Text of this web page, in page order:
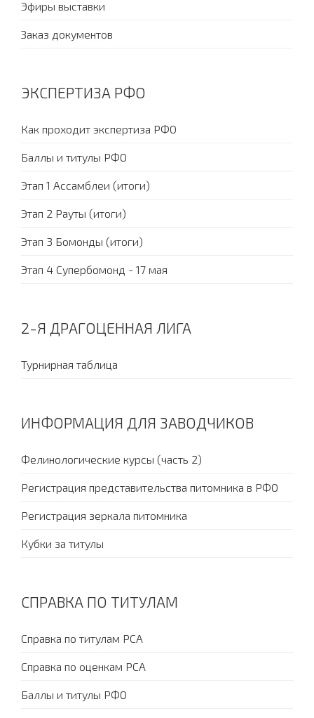
Эфиры выставки
Заказ документов
ЭКСПЕРТИЗА РФО
Как проходит экспертиза РФО
Баллы и титулы РФО
Этап 1 Ассамблеи (итоги)
Этап 2 Рауты (итоги)
Этап 3 Бомонды (итоги)
Этап 4 Супербомонд - 17 мая
2-Я ДРАГОЦЕННАЯ ЛИГА
Турнирная таблица
ИНФОРМАЦИЯ ДЛЯ ЗАВОДЧИКОВ
Фелинологические курсы (часть 2)
Регистрация представительства питомника в РФО
Регистрация зеркала питомника
Кубки за титулы
СПРАВКА ПО ТИТУЛАМ
Справка по титулам PCA
Справка по оценкам PCA
Баллы и титулы РФО